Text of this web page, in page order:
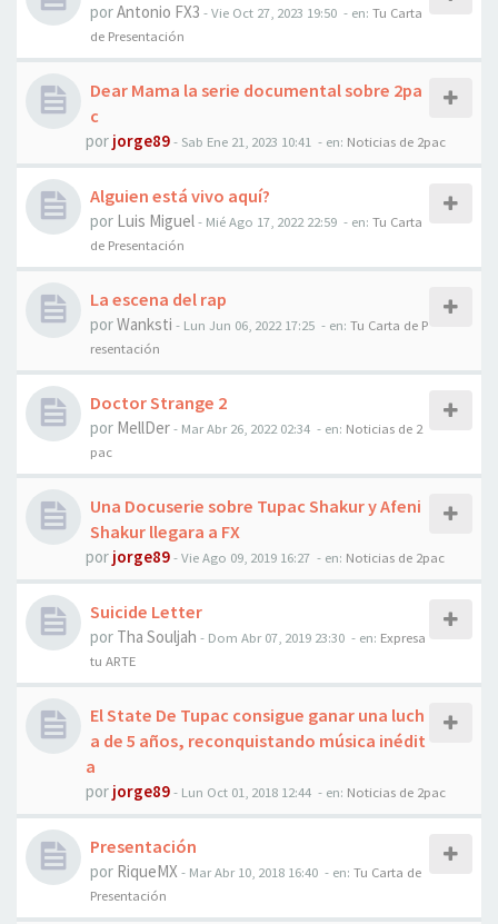
porAntonio FX3 -Vie Oct 27, 2023 19:50 - en: Tu Carta
de Presentación
Dear Mama la serie documental sobre 2pa
c
por jorge89- Sab Ene 21, 2023 10:41 - en: Noticias de 2pac
Alguien está vivo aquí?
por Luis Miguel- Mié Ago 17, 2022 22:59 - en: Tu Carta
de Presentación
La escena del rap
porWanksti - Lun Jun 06, 2022 17:25 - en: Tu Carta de P
resentación
Doctor Strange 2
por MellDer- Mar Abr 26, 2022 02:34 - en: Noticias de 2
pac
Una Docuserie sobre Tupac Shakur y Afeni
Shakur llegara a FX
por jorge89-Vie Ago 09, 2019 16:27 - en: Noticias de 2pac
Suicide Letter
por Tha Souljah - Dom Abr 07, 2019 23:30 - en: Expresa
tu ARTE
El State De Tupac consigue ganar una luch
a de 5 años, reconquistando música inédit
a
por jorge89- Lun Oct 01, 2018 12:44 - en: Noticias de 2pac
Presentación
por RiqueMX- Mar Abr 10, 2018 16:40 - en: Tu Carta de
Presentación